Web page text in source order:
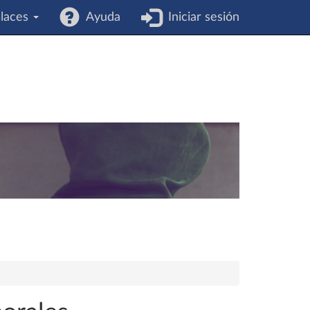
Ayuda Iniciar sesión